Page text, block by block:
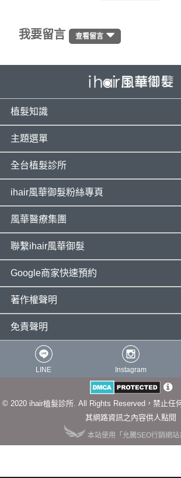
我要留言 查看留言
植髮知識
主題選單
全台植髮診所
ihair風華御髮粉絲專頁
風華醫療集團
聯繫ihair風華御髮
Google商家快速預約
著作權聲明
免責聲明
LINE Instagram
© 2020 ihair植髮診所. All Rights Reserved，禁止任
其網路資訊之內容供人點閱
本站使用「允騰SEO行銷網站